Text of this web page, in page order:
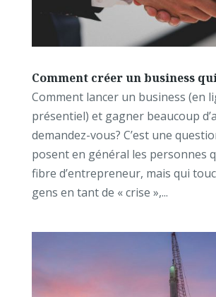
Comment créer un business
Comment lancer un business (en
présentiel) et gagner beaucoup
demandez-vous? C’est une
posent en général les personnes
fibre d’entrepreneur, mais qui
gens en tant de « crise »,...